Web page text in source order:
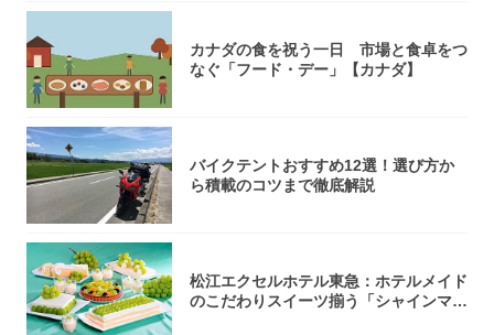
カナダの食を祝う一日 市場と食卓をつ
なぐ「フード・デー」【カナダ】
バイクテントおすすめ12選！選び方か
ら積載のコツまで徹底解説
松江エクセルホテル東急：ホテルメイド
のこだわりスイーツ揃う「シャインマス